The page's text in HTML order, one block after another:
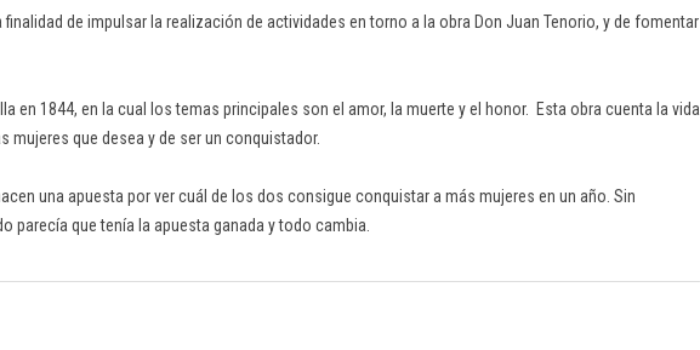
de impulsar la realización de actividades en torno a la obra Don Juan Tenorio, y de fomentar
en 1844, en la cual los temas principales son el amor, la muerte y el honor. Esta obra cuenta la vida
mujeres que desea y de ser un conquistador.
una apuesta por ver cuál de los dos consigue conquistar a más mujeres en un año. Sin
parecía que tenía la apuesta ganada y todo cambia.